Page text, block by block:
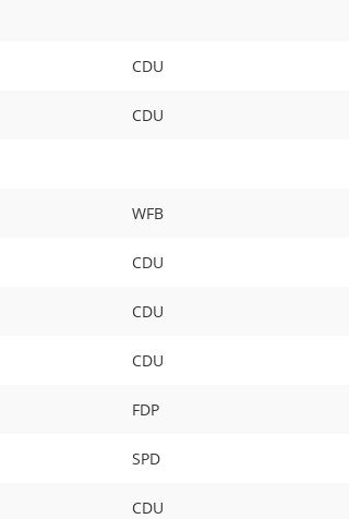
CDU
CDU
WFB
CDU
CDU
CDU
FDP
SPD
CDU